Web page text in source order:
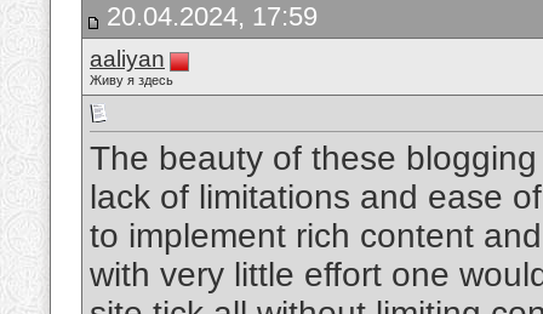
20.04.2024, 17:59
aaliyan
Живу я здесь
The beauty of these
lack of limitations and ease
to implement rich content
with very little effort one